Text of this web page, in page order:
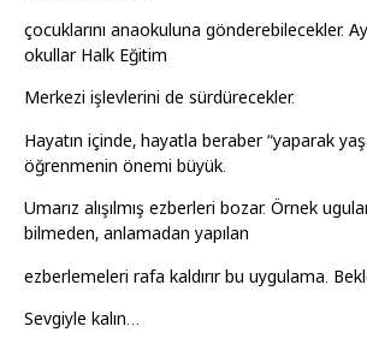
çocuklarını anaokuluna gönderebilecekler.
okullar Halk Eğitim
Merkezi işlevlerini de sürdürecekler.
Hayatın içinde, hayatla beraber “yaparak
öğrenmenin önemi büyük.
Umarız alışılmış ezberleri bozar. Örnek
bilmeden, anlamadan yapılan
ezberlemeleri rafa kaldırır bu uygulama.
Sevgiyle kalın…